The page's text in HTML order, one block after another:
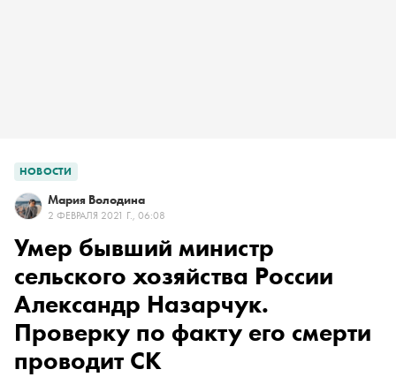
НОВОСТИ
Мария Володина
2 ФЕВРАЛЯ 2021 Г., 06:08
Умер бывший министр
сельского хозяйства России
Александр Назарчук.
Проверку по факту его смерти
проводит СК